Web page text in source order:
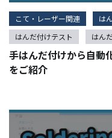
こて・レーザー関連 は
はんだ付けテスト
はん
手はんだ付けから自動
をご紹介